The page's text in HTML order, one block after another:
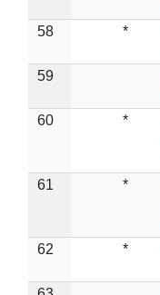
58
*
59
60 *
61 *
62 *